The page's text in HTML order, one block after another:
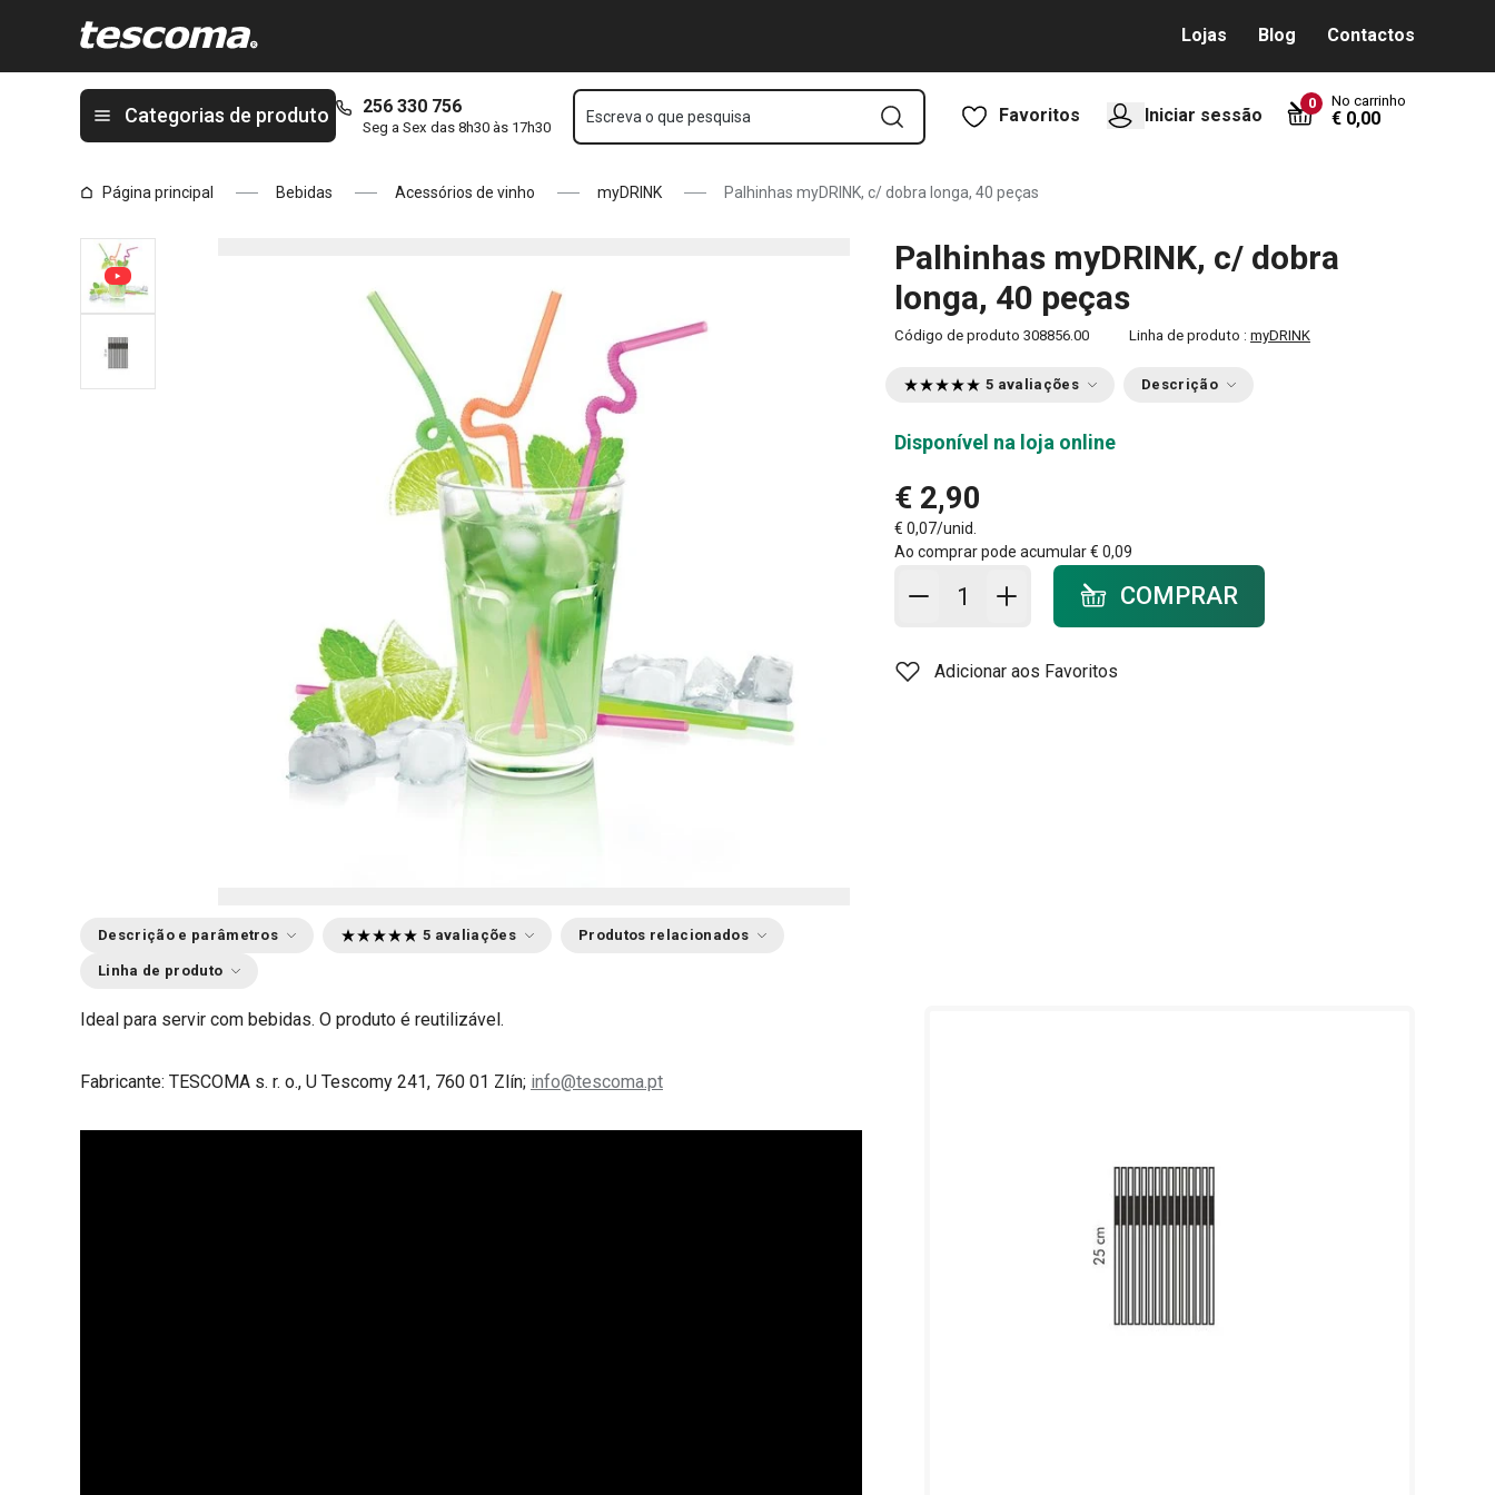
Lojas Blog Contactos
Categorias de produto 256 330 756
Seg a Sex das 8h30 às 17h30
Escreva o que pesquisa Favoritos Iniciar sessão
0 No carrinho
€ 0,00
Página principal Bebidas Acessórios de vinho myDRINK Palhinhas myDRINK, c/ dobra longa, 40 peças
Palhinhas myDRINK, c/ dobra
longa, 40 peças
Código de produto 308856.00 Linha de produto : myDRINK
5 avaliações Descrição
Disponível na loja online
€ 2,90
€ 0,07/unid.
Ao comprar pode acumular€ 0,09
Adicionar ao carrinho - quantidade
COMPRAR
Adicionar aos Favoritos
Descrição e parâmetros 5 avaliações Produtos relacionados
Linha de produto
Ideal para servir com bebidas. O produto é reutilizável.
Fabricante: TESCOMA s. r. o., U Tescomy 241, 760 01 Zlín; info@tescoma.pt